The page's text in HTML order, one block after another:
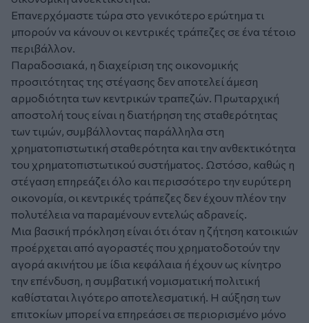
Επανερχόμαστε τώρα στο γενικότερο ερώτημα τι
μπορούν να κάνουν οι κεντρικές τράπεζες σε ένα τέτοιο
περιβάλλον.
Παραδοσιακά, η διαχείριση της οικονομικής
προσιτότητας της στέγασης δεν αποτελεί άμεση
αρμοδιότητα των κεντρικών τραπεζών. Πρωταρχική
αποστολή τους είναι η διατήρηση της σταθερότητας
των τιμών, συμβάλλοντας παράλληλα στη
χρηματοπιστωτική σταθερότητα και την ανθεκτικότητα
του χρηματοπιστωτικού συστήματος. Ωστόσο, καθώς η
στέγαση επηρεάζει όλο και περισσότερο την ευρύτερη
οικονομία, οι κεντρικές τράπεζες δεν έχουν πλέον την
πολυτέλεια να παραμένουν εντελώς αδρανείς.
Μια βασική πρόκληση είναι ότι όταν η ζήτηση κατοικιών
προέρχεται από αγοραστές που χρηματοδοτούν την
αγορά ακινήτου με ίδια κεφάλαια ή έχουν ως κίνητρο
την επένδυση, η συμβατική νομισματική πολιτική
καθίσταται λιγότερο αποτελεσματική. Η αύξηση των
επιτοκίων μπορεί να επηρεάσει σε περιορισμένο μόνο